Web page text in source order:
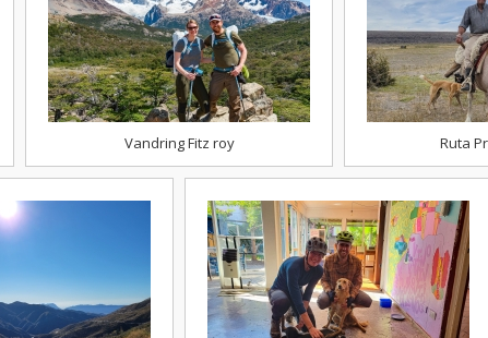
Vandring Fitz roy Ruta